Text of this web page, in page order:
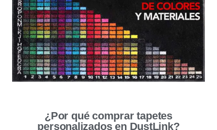
¿Por qué comprar tapetes
personalizados en DustLink?